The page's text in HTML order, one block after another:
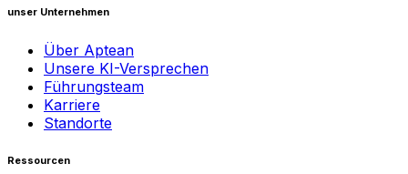
unser Unternehmen
Über Aptean
Unsere KI-Versprechen
Führungsteam
Karriere
Standorte
Ressourcen